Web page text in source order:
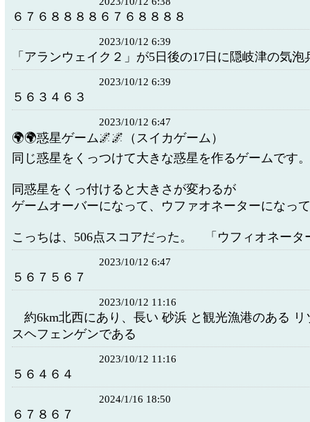
６７６８８８８６７６８８８８
2023/10/12 6:39
「アランウェイク２」が5日後の17日に隠岐津の気
2023/10/12 6:39
５６３４６３
2023/10/12 6:47
🌍🌍惑星ゲーム🌌🌌（スイカゲーム）
同じ惑星をくっつけて大きな惑星を作るゲームです。
同惑星をくっ付けると大きさが変わるが
ゲームオーバーになって、ウファオネーターになっ
こっちは、506点スコアだった。 「ウフィオネータ
2023/10/12 6:47
５６７５６７
2023/10/12 11:16
約6km北西にあり、長い 砂浜 と観光漁港のある リ
スヘフェンゲンである
2023/10/12 11:16
５６４６４
2024/1/16 18:50
６７８６７